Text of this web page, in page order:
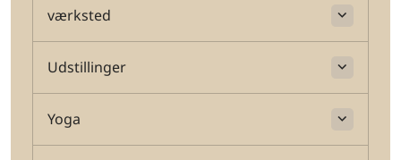
værksted
Udstillinger
Yoga